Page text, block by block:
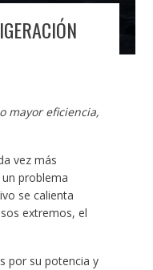
mayor eficiencia,
vez más
problema
se calienta
extremos, el
por su potencia y